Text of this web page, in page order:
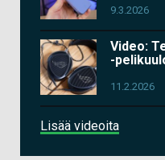
9.3.2026
Video:
-
11.2.2026
Lisää videoita